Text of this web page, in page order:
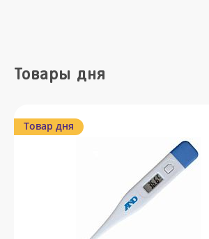
Товары дня
Товар дня